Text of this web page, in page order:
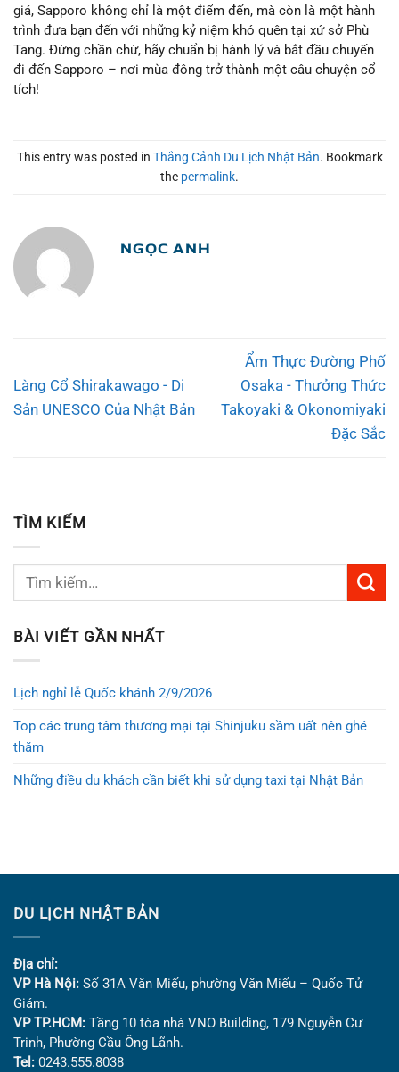
giá, Sapporo không chỉ là một điểm đến, mà còn là một hành
trình đưa bạn đến với những kỷ niệm khó quên tại xứ sở Phù
Tang. Đừng chần chừ, hãy chuẩn bị hành lý và bắt đầu chuyến
đi đến Sapporo – nơi mùa đông trở thành một câu chuyện cổ
tích!
This entry was posted in Thắng Cảnh Du Lịch Nhật Bản. Bookmark
the permalink.
NGỌC ANH
Làng Cổ Shirakawago - Di
Sản UNESCO Của Nhật Bản
Ẩm Thực Đường Phố
Osaka - Thưởng Thức
Takoyaki & Okonomiyaki
Đặc Sắc
TÌM KIẾM
BÀI VIẾT GẦN NHẤT
Lịch nghỉ lễ Quốc khánh 2/9/2026
Top các trung tâm thương mại tại Shinjuku sầm uất nên ghé
thăm
Những điều du khách cần biết khi sử dụng taxi tại Nhật Bản
DU LỊCH NHẬT BẢN
Địa chỉ:
VP Hà Nội: Số 31A Văn Miếu, phường Văn Miếu – Quốc Tử
Giám.
VP TP.HCM: Tầng 10 tòa nhà VNO Building, 179 Nguyễn Cư
Trinh, Phường Cầu Ông Lãnh.
Tel: 0243.555.8038